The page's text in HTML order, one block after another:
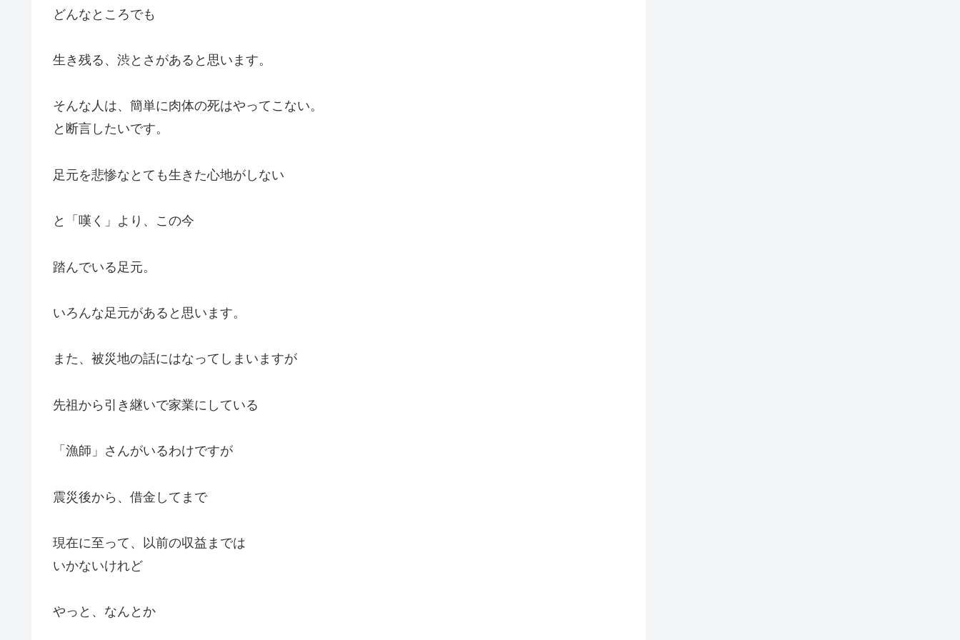
どんなところでも
生き残る、渋とさがあると思います。
そんな人は、簡単に肉体の死はやってこない。
と断言したいです。
足元を悲惨なとても生きた心地がしない
と「嘆く」より、この今
踏んでいる足元。
いろんな足元があると思います。
また、被災地の話にはなってしまいますが
先祖から引き継いで家業にしている
「漁師」さんがいるわけですが
震災後から、借金してまで
現在に至って、以前の収益までは
いかないけれど
やっと、なんとか